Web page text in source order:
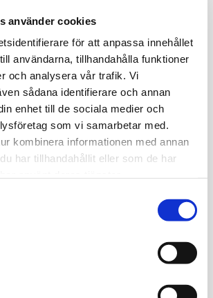
använder cookies
för att anpassa innehållet
användarna, tillhandahålla funktioner
och analysera vår trafik. Vi
sådana identifierare och annan
enhet till de sociala medier och
som vi samarbetar med.
kombinera informationen med annan
har tillhandahållit eller som de har
som gör "Spida" till en sportens
En mjuk krage och TPU-skaft ger
medan den ultralätta Lightstrike Pro-
du kan röra dig snabbt upp och ner för
hastighet. Spida-logotyp på plösen och
med klara signaturfärger fulländar
Du